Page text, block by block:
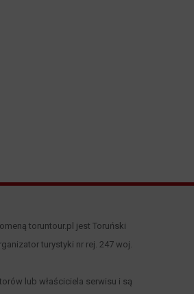
toruntour.pl jest Toruński
turystyki nr rej. 247 woj.
lub właściciela serwisu i są